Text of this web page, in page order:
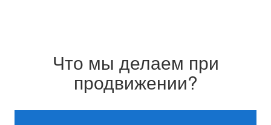
Что мы делаем при
продвижении?